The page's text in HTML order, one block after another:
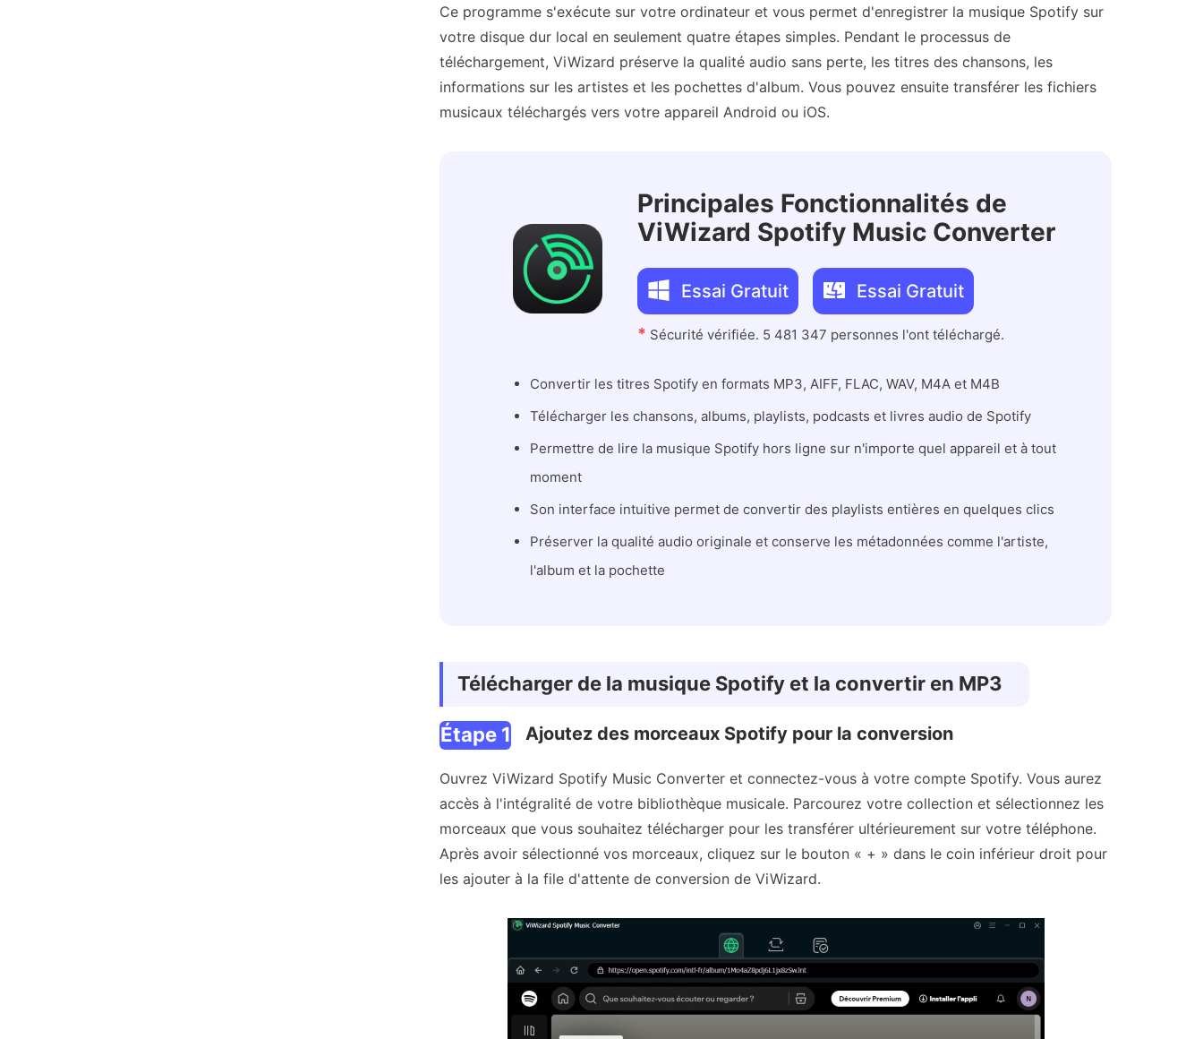
Ce programme s'exécute sur votre ordinateur et vous permet d'enregistrer la musique Spotify sur
votre disque dur local en seulement quatre étapes simples. Pendant le processus de
téléchargement, ViWizard préserve la qualité audio sans perte, les titres des chansons, les
informations sur les artistes et les pochettes d'album. Vous pouvez ensuite transférer les fichiers
musicaux téléchargés vers votre appareil Android ou iOS.
Principales Fonctionnalités de
ViWizard Spotify Music Converter
Essai Gratuit Essai Gratuit
* Sécurité vérifiée. 5 481 347 personnes l'ont téléchargé.
Convertir les titres Spotify en formats MP3, AIFF, FLAC, WAV, M4A et M4B
Télécharger les chansons, albums, playlists, podcasts et livres audio de Spotify
Permettre de lire la musique Spotify hors ligne sur n'importe quel appareil et à tout
moment
Son interface intuitive permet de convertir des playlists entières en quelques clics
Préserver la qualité audio originale et conserve les métadonnées comme l'artiste,
l'album et la pochette
Télécharger de la musique Spotify et la convertir en MP3
Étape 1 Ajoutez des morceaux Spotify pour la conversion
Ouvrez ViWizard Spotify Music Converter et connectez-vous à votre compte Spotify. Vous aurez
accès à l'intégralité de votre bibliothèque musicale. Parcourez votre collection et sélectionnez les
morceaux que vous souhaitez télécharger pour les transférer ultérieurement sur votre téléphone.
Après avoir sélectionné vos morceaux, cliquez sur le bouton « + » dans le coin inférieur droit pour
les ajouter à la file d'attente de conversion de ViWizard.